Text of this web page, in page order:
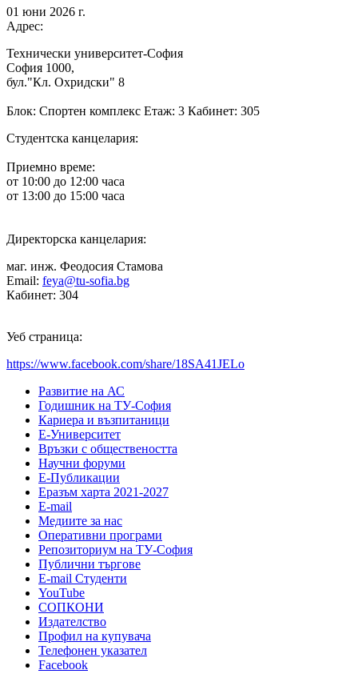
01 юни 2026 г.
Адрес:
Технически университет-София
София 1000,
бул."Кл. Охридски" 8
Блок: Спортен комплекс Етаж: 3 Кабинет: 305
Студентска канцелария:
Приемно време:
от 10:00 до 12:00 часа
от 13:00 до 15:00 часа
Директорска канцелария:
маг. инж. Феодосия Стамова
Email: feya@tu-sofia.bg
Кабинет: 304
Уеб страница:
https://www.facebook.com/share/18SA41JELo
Развитие на АС
Годишник на ТУ-София
Кариера и възпитаници
Е-Университет
Връзки с обществеността
Научни форуми
Е-Публикации
Еразъм харта 2021-2027
E-mail
Медиите за нас
Оперативни програми
Репозиториум на ТУ-София
Публични търгове
Е-mail Студенти
YouTube
СОПКОНИ
Издателство
Профил на купувача
Телефонен указател
Facebook